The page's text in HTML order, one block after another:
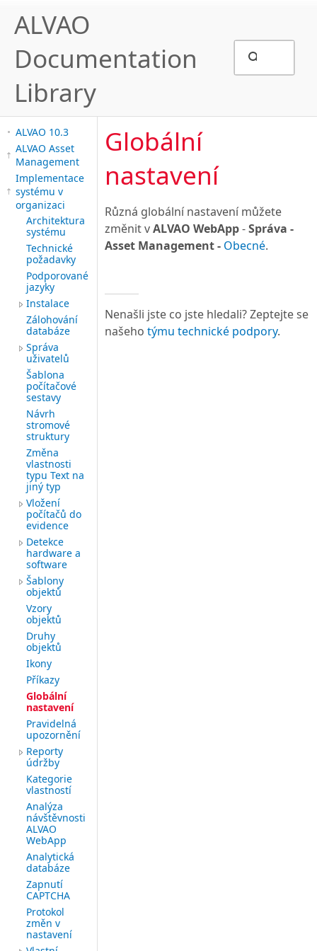
ALVAO
Documentation
Library
ALVAO 10.3
ALVAO Asset
Management
Implementace
systému v
organizaci
Architektura
systému
Technické
požadavky
Podporované
jazyky
Instalace
Zálohování
databáze
Správa
uživatelů
Šablona
počítačové
sestavy
Návrh
stromové
struktury
Změna
vlastnosti
typu Text na
jiný typ
Vložení
počítačů do
evidence
Detekce
hardware a
software
Šablony
objektů
Vzory
objektů
Druhy
objektů
Ikony
Příkazy
Globální
nastavení
Pravidelná
upozornění
Reporty
údržby
Kategorie
vlastností
Analýza
návštěvnosti
ALVAO
WebApp
Analytická
databáze
Zapnutí
CAPTCHA
Protokol
změn v
nastavení
Globální
nastavení
Různá globální nastavení můžete
změnit vALVAO WebApp-Správa -
Asset Management - Obecné.
Nenašli jste co jste hledali? Zeptejte se
našeho týmu technické podpory.